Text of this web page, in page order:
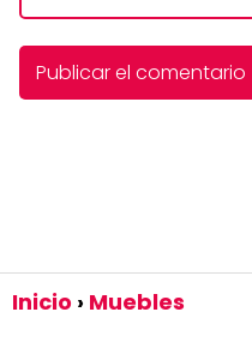
Inicio Muebles